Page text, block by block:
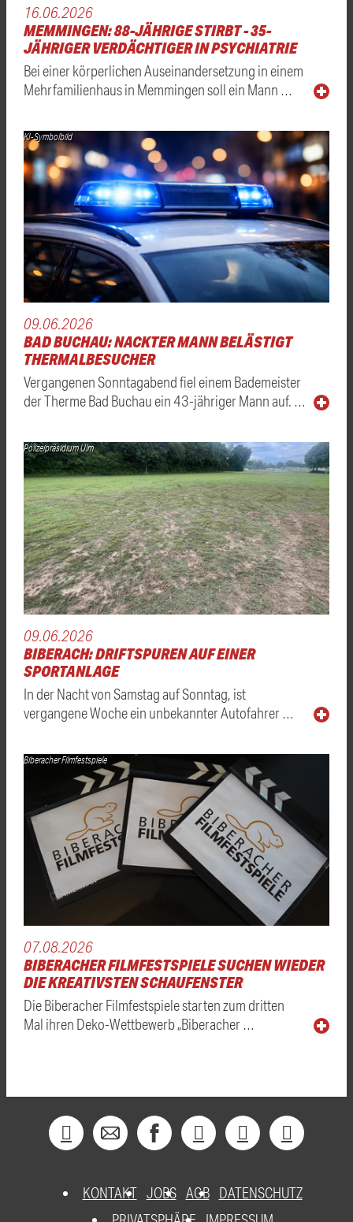
16.06.2026
MEMMINGEN: 88-JÄHRIGE STIRBT - 35-
JÄHRIGER VERDÄCHTIGER IN PSYCHIATRIE
Bei einer körperlichen Auseinandersetzung in einem
Mehrfamilienhaus in Memmingen soll ein Mann …
KI-Symbolbild
09.06.2026
BAD BUCHAU: NACKTER MANN BELÄSTIGT
THERMALBESUCHER
Vergangenen Sonntagabend fiel einem Bademeister
der Therme Bad Buchau ein 43-jähriger Mann auf. …
Polizeipräsidium Ulm
09.06.2026
BIBERACH: DRIFTSPUREN AUF EINER
SPORTANLAGE
In der Nacht von Samstag auf Sonntag, ist
vergangene Woche ein unbekannter Autofahrer …
Biberacher Filmfestspiele
07.08.2026
BIBERACHER FILMFESTSPIELE SUCHEN WIEDER
DIE KREATIVSTEN SCHAUFENSTER
Die Biberacher Filmfestspiele starten zum dritten
Mal ihren Deko-Wettbewerb „Biberacher …
KONTAKT JOBS AGB DATENSCHUTZ